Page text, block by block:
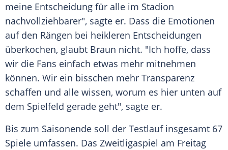
meine Entscheidung für alle im Stadion
nachvollziehbarer", sagte er. Dass die Emotionen
auf den Rängen bei heikleren Entscheidungen
überkochen, glaubt Braun nicht. "Ich hoffe, dass
wir die Fans einfach etwas mehr mitnehmen
können. Wir ein bisschen mehr Transparenz
schaffen und alle wissen, worum es hier unten auf
dem Spielfeld gerade geht", sagte er.
Bis zum Saisonende soll der Testlaufinsgesamt 67
Spiele umfassen. Das Zweitligaspiel am Freitag